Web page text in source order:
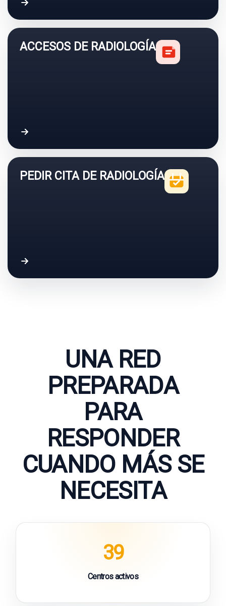
Acceder a resultados de laboratorio
ACCESOS DE RADIOLOGÍA
PEDIR CITA DE RADIOLOGÍA
UNA RED
PREPARADA
PARA
RESPONDER
CUANDO MÁS SE
NECESITA
39
Centros activos